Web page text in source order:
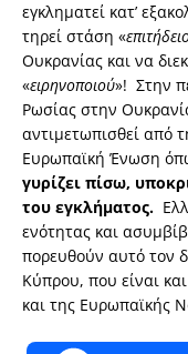
εγκληματεί κατ’
τηρεί στάση «
Ουκρανίας και να
«ειρηνοποιού»! Στην
Ρωσίας στην
αντιμετωπισθεί από
Ευρωπαϊκή Ένωση
γυρίζει πίσω,
του εγκλήματος.
ενότητας και
πορευθούν αυτό τον
Κύπρου, που είναι
και της Ευρωπαϊκής